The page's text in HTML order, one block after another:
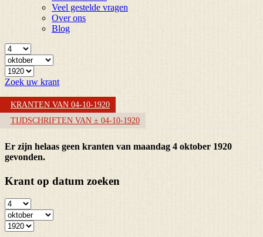
Veel gestelde vragen
Over ons
Blog
Zoek uw krant
KRANTEN VAN 04-10-1920
TIJDSCHRIFTEN VAN ± 04-10-1920
Er zijn helaas geen kranten van maandag 4 oktober 1920
gevonden.
Krant op datum zoeken